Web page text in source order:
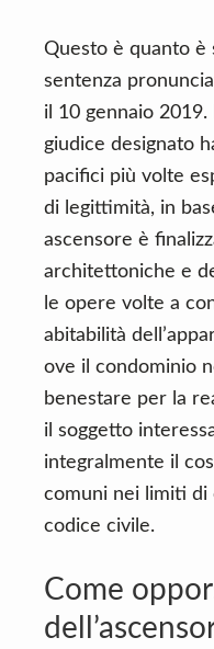
Questo è quanto è
sentenza
il 10 gennaio 2019.
giudice designato
pacifici più volte
di legittimità, in
ascensore è
architettoniche e
le opere volte a
abitabilità
ove il condominio
benestare per la
il soggetto
integralmente il
comuni nei limiti di
codice civile.
Come